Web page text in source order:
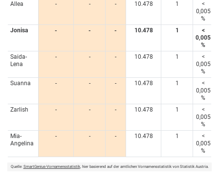
Allea
- - - 10.478 1
<
0,005
%
Jonisa
- - - 10.478 1
<
0,005
%
Saida-
Lena
- - - 10.478 1
<
0,005
%
Suanna
- - - 10.478 1
<
0,005
%
Zarlish
- - - 10.478 1
<
0,005
%
Mia-
Angelina
- - - 10.478 1
<
0,005
%
Quelle: SmartGenius-Vornamensstatistik, hier basierend auf der amtlichen Vornamensstatistik von Statistik Austria.